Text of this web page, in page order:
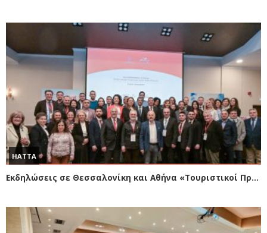
HATTA
Εκδηλώσεις σε Θεσσαλονίκη και Αθήνα «Τουριστικοί Προορισμοί στην Τουρκία – Συνεργασία Τουρκίας – Ελλάδας στον τομέα του Τουρισμού»